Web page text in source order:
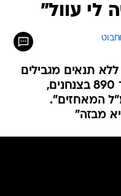
לי עוול"
תנאים מגבילים
את עמיחי זוארץ, לוחם בגדוד 890 בצנחנים,
המאחזים".
מבזה"